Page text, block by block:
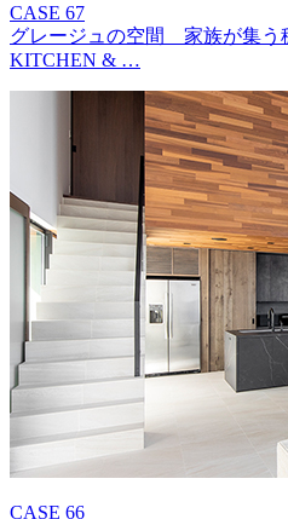
CASE 67
グレージュの空間 家族が集
KITCHEN & …
CASE 66